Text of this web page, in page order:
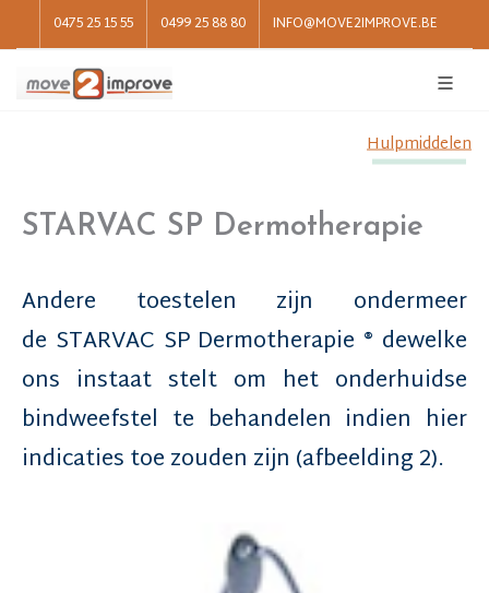
0475 25 15 55 0499 25 88 80 INFO@MOVE2IMPROVE.BE
Hulpmiddelen
STARVAC SP Dermotherapie
Andere toestelen zijn ondermeer
de STARVAC SP Dermotherapie ® dewelke
ons instaat stelt om het onderhuidse
bindweefstel te behandelen indien hier
indicaties toe zouden zijn (afbeelding 2).